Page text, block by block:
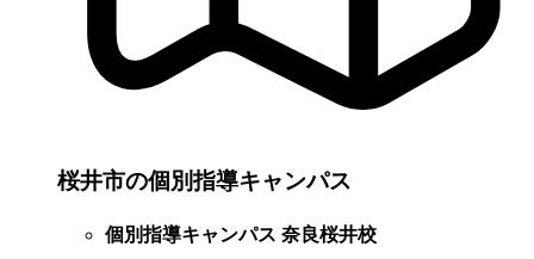
桜井市の個別指導キャンパス
個別指導キャンパス 奈良桜井校